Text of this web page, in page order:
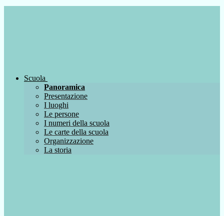
Scuola
Panoramica
Presentazione
I luoghi
Le persone
I numeri della scuola
Le carte della scuola
Organizzazione
La storia